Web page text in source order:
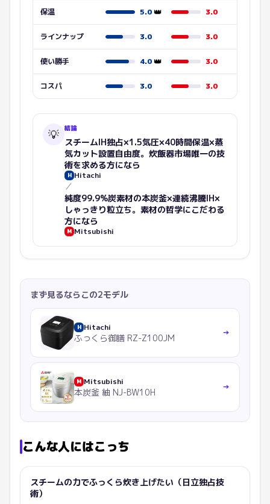
保温 5.0👑 3.0
ラインナップ 3.0 3.0
使い勝手 4.0👑 3.0
コスパ 3.0 3.0
💡 結論
スチームIH独占×1.5気圧×40時間保温×蒸
気カット設置自由度。炊飯器市場唯一の技
術を求める方になら
H Hitachi
／
純度99.9%炭素材の本炭釜×連続沸騰IH×
しゃっきり粒立ち。素材の哲学にこだわる
方になら
M Mitsubishi
まず見るならこの2モデル
H Hitachi
ふっくら御膳 RZ-Z100JM →
M Mitsubishi
本炭釜 紬 NJ-BW10H →
こんな人にはこっち
スチームの力でふっくら炊き上げたい（日立独占技
術）